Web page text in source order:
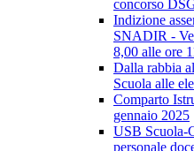
concorso
Indizione
SNADIR -
8,00 alle ore
Dalla rabbia
Scuola alle
Comparto
gennaio 2025
USB Scuola-
personale